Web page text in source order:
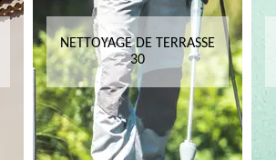
NETTOYAGE DE TERRASSE
30